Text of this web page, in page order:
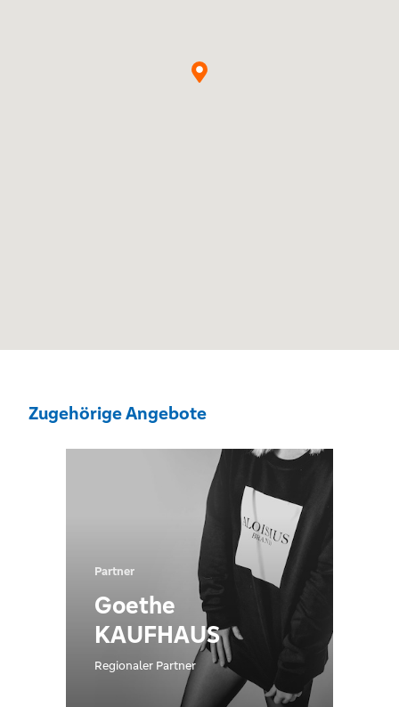
Zugehörige Angebote
Partner
Goethe
KAUFHAUS
Regionaler Partner